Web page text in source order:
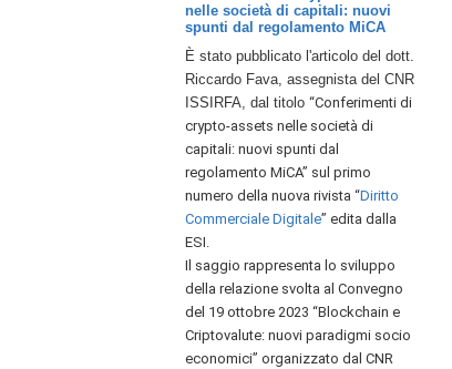
nelle società di capitali: nuovi
spunti dal regolamento MiCA
È stato pubblicato l'articolo del dott.
Riccardo Fava, assegnista del CNR
ISSIRFA, dal titolo “Conferimenti di
crypto-assets nelle società di
capitali: nuovi spunti dal
regolamento MiCA” sul primo
numero della nuova rivista “Diritto
Commerciale Digitale” edita dalla
ESI.
Il saggio rappresenta lo sviluppo
della relazione svolta al Convegno
del 19 ottobre 2023 “Blockchain e
Criptovalute: nuovi paradigmi socio
economici” organizzato dal CNR